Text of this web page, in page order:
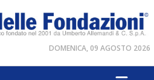
DOMENICA, 09 AGOSTO 2026